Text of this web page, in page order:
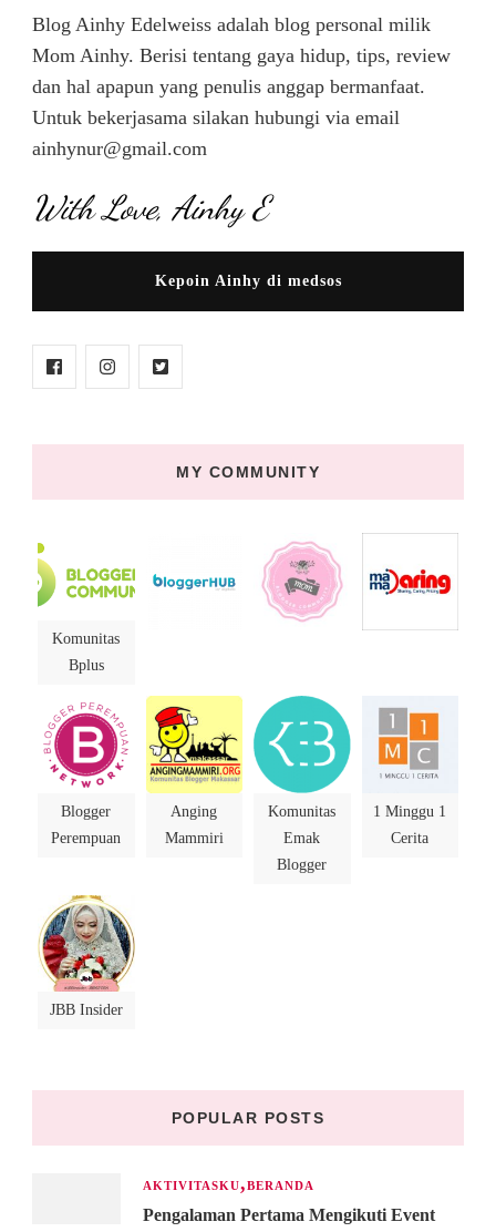
Blog Ainhy Edelweiss adalah blog personal milik
Mom Ainhy. Berisi tentang gaya hidup, tips, review
dan hal apapun yang penulis anggap bermanfaat.
Untuk bekerjasama silakan hubungi via email
ainhynur@gmail.com
With Love, Ainhy E
Kepoin Ainhy di medsos
MY COMMUNITY
Komunitas
Bplus
Blogger
Perempuan
Anging
Mammiri
Komunitas
Emak
Blogger
1 Minggu 1
Cerita
JBB Insider
POPULAR POSTS
AKTIVITASKU BERANDA
Pengalaman Pertama Mengikuti Event